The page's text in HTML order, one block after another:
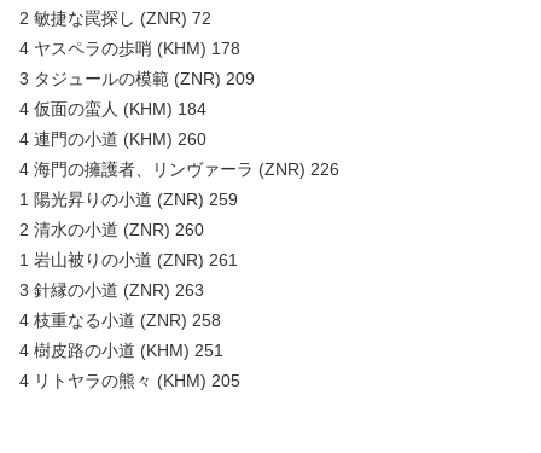
2 敏捷な罠探し (ZNR) 72
4 ヤスペラの歩哨 (KHM) 178
3 タジュールの模範 (ZNR) 209
4 仮面の蛮人 (KHM) 184
4 連門の小道 (KHM) 260
4 海門の擁護者、リンヴァーラ (ZNR) 226
1 陽光昇りの小道 (ZNR) 259
2 清水の小道 (ZNR) 260
1 岩山被りの小道 (ZNR) 261
3 針縁の小道 (ZNR) 263
4 枝重なる小道 (ZNR) 258
4 樹皮路の小道 (KHM) 251
4 リトヤラの熊々 (KHM) 205